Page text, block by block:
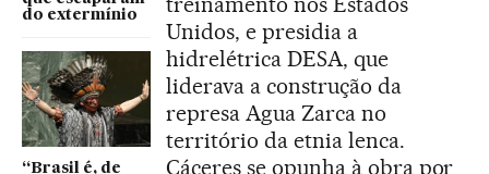
do extermínio
“Brasil é, de
Unidos, e presidia a
hidrelétrica DESA, que
liderava a construção da
represa Agua Zarca no
território da etnia lenca.
Cáceres se opunha à obra por